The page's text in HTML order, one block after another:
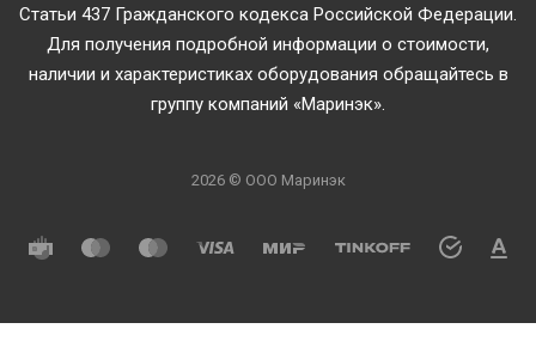
Статьи 437 Гражданского кодекса Российской Федерации.
Для получения подробной информации о стоимости,
наличии и характеристиках оборудования обращайтесь в
группу компаний «Маринэк».
2026 © ООО Маринэк